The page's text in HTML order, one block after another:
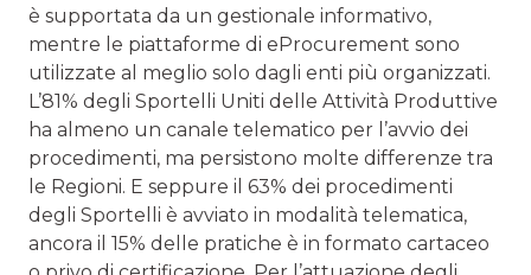
è supportata da un gestionale informativo,
mentre le piattaforme di eProcurement sono
utilizzate al meglio solo dagli enti più organizzati.
L’81% degli Sportelli Uniti delle Attività Produttive
ha almeno un canale telematico per l’avvio dei
procedimenti, ma persistono molte differenze tra
le Regioni. E seppure il 63% dei procedimenti
degli Sportelli è avviato in modalità telematica,
ancora il 15% delle pratiche è in formato cartaceo